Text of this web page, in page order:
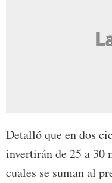
Detalló que en dos
invertirán de 25 a 30
cuales se suman al